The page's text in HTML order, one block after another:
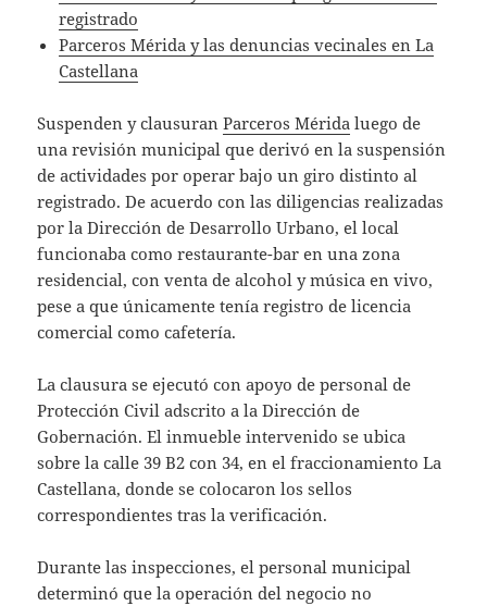
registrado
Parceros Mérida y las denuncias vecinales en La
Castellana
Suspenden y clausuranParceros Mérida luego de
una revisión municipal que derivó en la suspensión
de actividades por operar bajo un giro distinto al
registrado. De acuerdo con las diligencias realizadas
por la Dirección de Desarrollo Urbano, el local
funcionaba como restaurante-bar en una zona
residencial, con venta de alcohol y música en vivo,
pese a que únicamente tenía registro de licencia
comercial como cafetería.
La clausura se ejecutó con apoyo de personal de
Protección Civil adscrito a la Dirección de
Gobernación. El inmueble intervenido se ubica
sobre la calle 39 B2 con 34, en el fraccionamiento La
Castellana, donde se colocaron los sellos
correspondientes tras la verificación.
Durante las inspecciones, el personal municipal
determinó que la operación del negocio no